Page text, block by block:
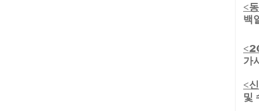
<
백
<
가
<
및